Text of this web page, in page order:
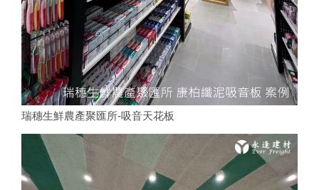
瑞穗生鮮農產聚匯所-吸音天花板